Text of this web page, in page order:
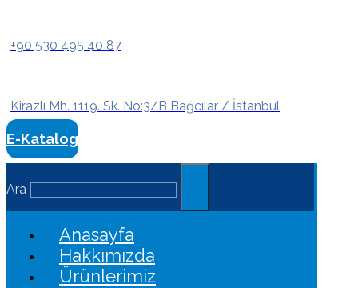
+90 530 495 40 87
Kirazlı Mh. 1119. Sk. No:3/B Bağcılar / İstanbul
E-Katalog
Ara
Anasayfa
Hakkımızda
Ürünlerimiz